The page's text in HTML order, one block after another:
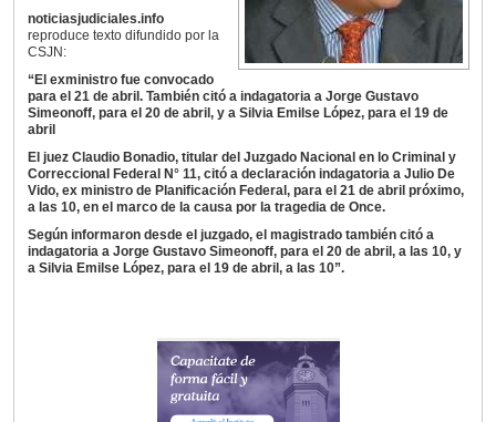
noticiasjudiciales.info
reproduce texto difundido por la
CSJN:
“El exministro fue convocado
para el 21 de abril. También citó a indagatoria a Jorge Gustavo
Simeonoff, para el 20 de abril, y a Silvia Emilse López, para el 19 de
abril
El juez Claudio Bonadio, titular del Juzgado Nacional en lo Criminal y
Correccional Federal N° 11, citó a declaración indagatoria a Julio De
Vido, ex ministro de Planificación Federal, para el 21 de abril próximo,
a las 10, en el marco de la causa por la tragedia de Once.
Según informaron desde el juzgado, el magistrado también citó a
indagatoria a Jorge Gustavo Simeonoff, para el 20 de abril, a las 10, y
a Silvia Emilse López, para el 19 de abril, a las 10”.